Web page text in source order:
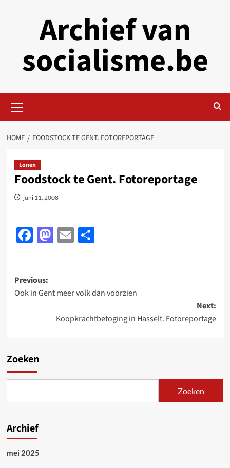
Archief van
socialisme.be
Menu
HOME FOODSTOCK TE GENT. FOTOREPORTAGE
Lonen
Foodstock te Gent. Fotoreportage
juni 11, 2008
Facebook
Mastodon
EmailDelen
Post
navigation
Previous:
Ook in Gent meer volk dan voorzien
Next:
Koopkrachtbetoging in Hasselt. Fotoreportage
Zoeken
Zoeken
Archief
mei 2025